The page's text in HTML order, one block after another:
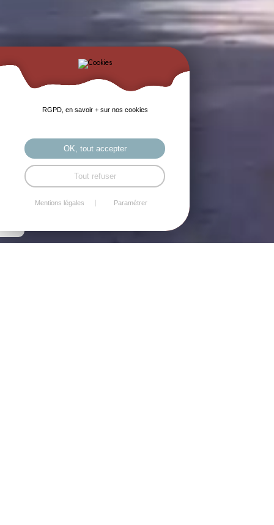
RGPD, en savoir + sur nos cookies
OK, tout accepter
Tout refuser
Mentions légales Paramétrer